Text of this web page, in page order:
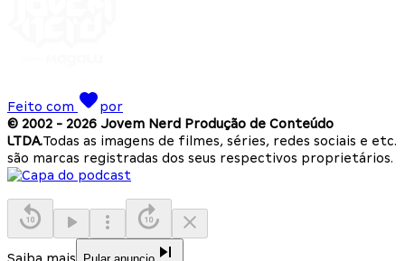
Feito com
por
© 2002 - 2026 Jovem Nerd Produção de Conteúdo
LTDA.Todas as imagens de filmes, séries, redes sociais e etc.
são marcas registradas dos seus respectivos proprietários.